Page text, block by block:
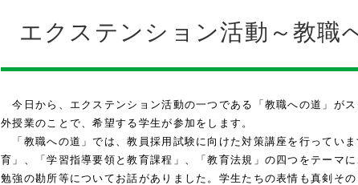
エクステンション活動～教職
今日から、エクステンション活動の一つである「教職への道」が
外授業のことで、希望する学生が参加をします。
「教職への道」では、教員採用試験に向けた対策講座を行ってい
育」、「学習指導要領と教育課程」、「教育法規」の四つをテーマ
勉強の勘所等についてお話がありました。学生たちの表情も真剣そ